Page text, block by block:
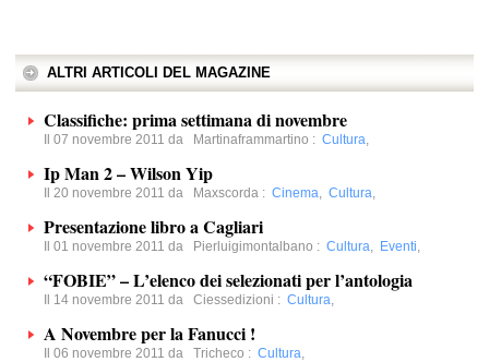
ALTRI ARTICOLI DEL MAGAZINE
Classifiche: prima settimana di novembre
Il 07 novembre 2011 da Martinaframmartino : Cultura,
Ip Man 2 – Wilson Yip
Il 20 novembre 2011 da Maxscorda : Cinema, Cultura,
Presentazione libro a Cagliari
Il 01 novembre 2011 da Pierluigimontalbano : Cultura, Eventi,
“FOBIE” – L’elenco dei selezionati per l’antologia
Il 14 novembre 2011 da Ciessedizioni : Cultura,
A Novembre per la Fanucci !
Il 06 novembre 2011 da Tricheco : Cultura,